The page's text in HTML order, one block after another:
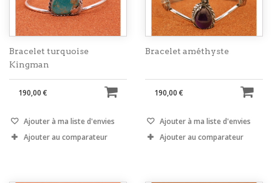
Bracelet turquoise
Kingman
190,00 €
Ajouter à ma liste d'envies
Ajouter au comparateur
Bracelet améthyste
190,00 €
Ajouter à ma liste d'envies
Ajouter au comparateur